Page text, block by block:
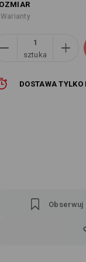
sztuka
DOSTAWA
Obserwuj